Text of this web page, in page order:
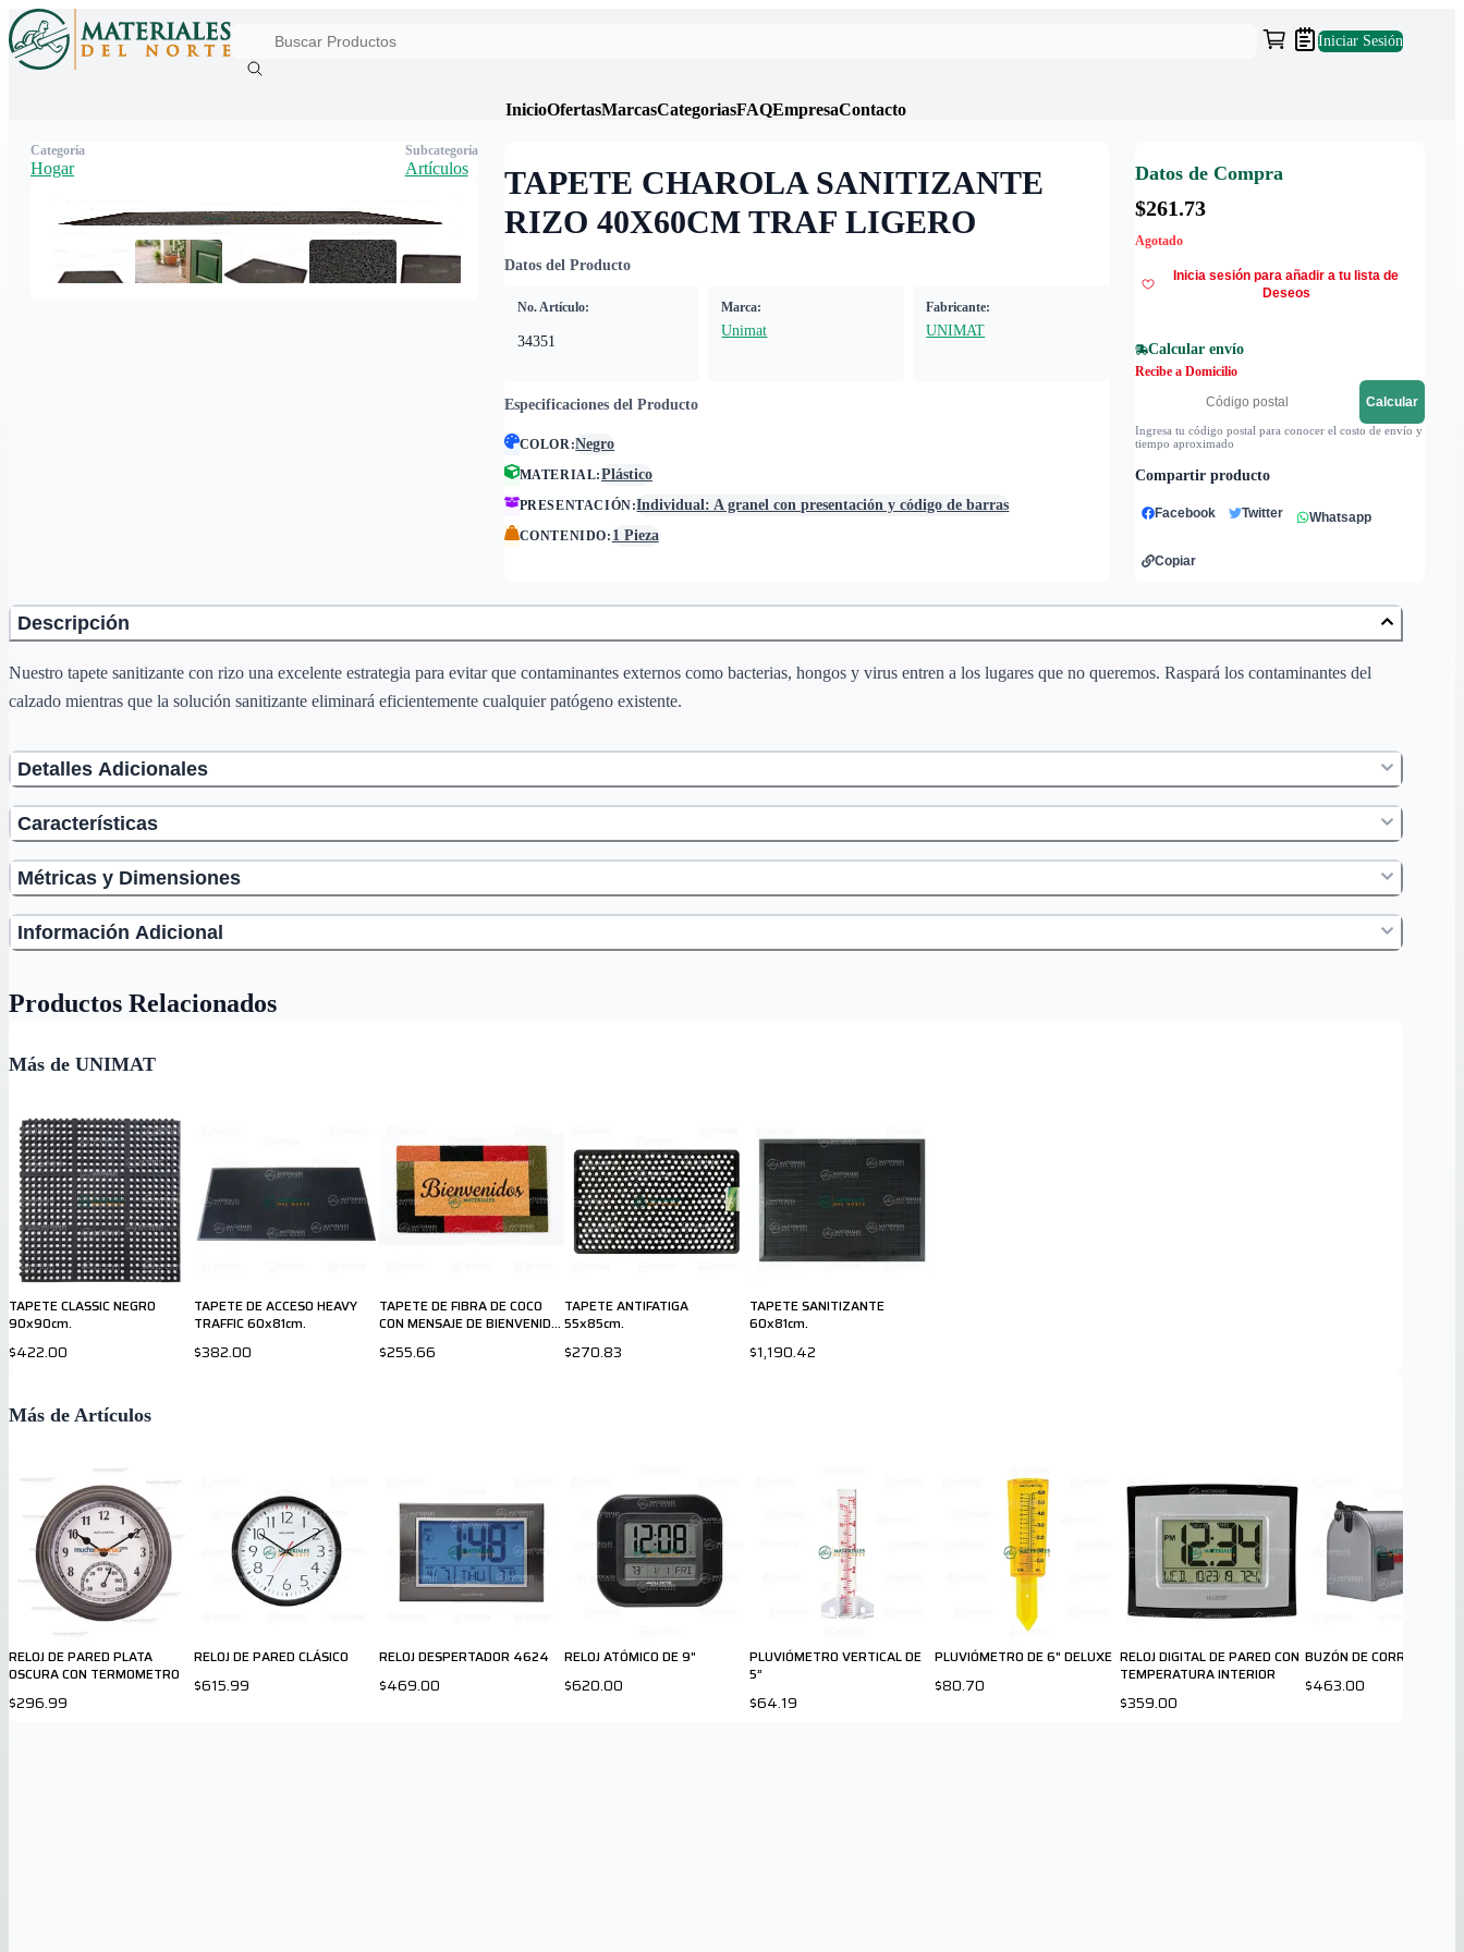
Iniciar Sesión
InicioOfertasMarcasCategoriasFAQEmpresaContacto
TAPETE CHAROLA SANITIZANTE
RIZO 40X60CM TRAF LIGERO
Datos del Producto
No. Artículo:
34351
Marca:
Unimat
Fabricante:
UNIMAT
Especificaciones del Producto
COLOR:Negro
MATERIAL:Plástico
PRESENTACIÓN:Individual: A granel con presentación y código de barras
CONTENIDO: 1 Pieza
Datos de Compra
$261.73
Agotado
Inicia sesión para añadir a tu lista de
Deseos
Calcular envío
Recibe a Domicilio
Calcular
Ingresa tu código postal para conocer el costo de envío y
tiempo aproximado
Compartir producto
Facebook Twitter Whatsapp
Copiar
Categoría
Hogar
Subcategoría
Artículos
Descripción
Nuestro tapete sanitizante con rizo una excelente estrategia para evitar que contaminantes externos como bacterias, hongos y virus entren a los lugares que no queremos. Raspará los contaminantes del
calzado mientras que la solución sanitizante eliminará eficientemente cualquier patógeno existente.
Detalles Adicionales
Características
Métricas y Dimensiones
Información Adicional
Productos Relacionados
Más de UNIMAT
TAPETE CLASSIC NEGRO
90x90cm.
$422.00
TAPETE DE ACCESO HEAVY
TRAFFIC 60x81cm.
$382.00
TAPETE DE FIBRA DE COCO
CON MENSAJE DE BIENVENIDA
$255.66
TAPETE ANTIFATIGA
55x85cm.
$270.83
TAPETE SANITIZANTE
60x81cm.
$1,190.42
Más de Artículos
RELOJ DE PARED PLATA
OSCURA CON TERMOMETRO
$296.99
RELOJ DE PARED CLÁSICO
$615.99
RELOJ DESPERTADOR 4624
$469.00
RELOJ ATÓMICO DE 9"
$620.00
PLUVIÓMETRO VERTICAL DE
5”
$64.19
PLUVIÓMETRO DE 6" DELUXE
$80.70
RELOJ DIGITAL DE PARED CON
TEMPERATURA INTERIOR
$359.00
BUZÓN DE CORREO
$463.00